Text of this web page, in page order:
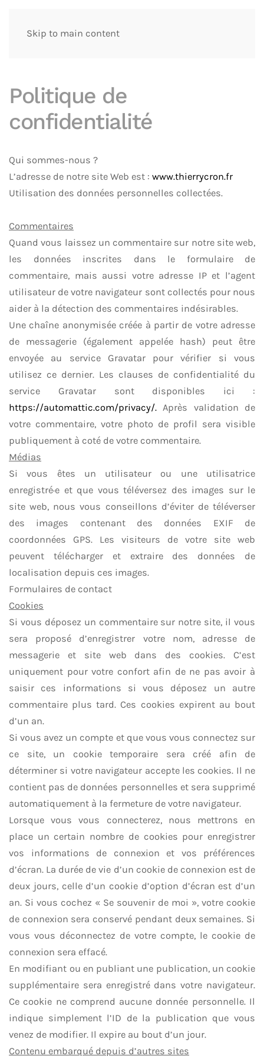
Skip to main content
Politique de
confidentialité
Qui sommes-nous ?
L’adresse de notre site Web est : www.thierrycron.fr
Utilisation des données personnelles collectées.
Commentaires
Quand vous laissez un commentaire sur notre site web,
les données inscrites dans le formulaire de
commentaire, mais aussi votre adresse IP et l’agent
utilisateur de votre navigateur sont collectés pour nous
aider à la détection des commentaires indésirables.
Une chaîne anonymisée créée à partir de votre adresse
de messagerie (également appelée hash) peut être
envoyée au service Gravatar pour vérifier si vous
utilisez ce dernier. Les clauses de confidentialité du
service Gravatar sont disponibles ici :
https://automattic.com/privacy/. Après validation de
votre commentaire, votre photo de profil sera visible
publiquement à coté de votre commentaire.
Médias
Si vous êtes un utilisateur ou une utilisatrice
enregistré·e et que vous téléversez des images sur le
site web, nous vous conseillons d’éviter de téléverser
des images contenant des données EXIF de
coordonnées GPS. Les visiteurs de votre site web
peuvent télécharger et extraire des données de
localisation depuis ces images.
Formulaires de contact
Cookies
Si vous déposez un commentaire sur notre site, il vous
sera proposé d’enregistrer votre nom, adresse de
messagerie et site web dans des cookies. C’est
uniquement pour votre confort afin de ne pas avoir à
saisir ces informations si vous déposez un autre
commentaire plus tard. Ces cookies expirent au bout
d’un an.
Si vous avez un compte et que vous vous connectez sur
ce site, un cookie temporaire sera créé afin de
déterminer si votre navigateur accepte les cookies. Il ne
contient pas de données personnelles et sera supprimé
automatiquement à la fermeture de votre navigateur.
Lorsque vous vous connecterez, nous mettrons en
place un certain nombre de cookies pour enregistrer
vos informations de connexion et vos préférences
d’écran. La durée de vie d’un cookie de connexion est de
deux jours, celle d’un cookie d’option d’écran est d’un
an. Si vous cochez « Se souvenir de moi », votre cookie
de connexion sera conservé pendant deux semaines. Si
vous vous déconnectez de votre compte, le cookie de
connexion sera effacé.
En modifiant ou en publiant une publication, un cookie
supplémentaire sera enregistré dans votre navigateur.
Ce cookie ne comprend aucune donnée personnelle. Il
indique simplement l’ID de la publication que vous
venez de modifier. Il expire au bout d’un jour.
Contenu embarqué depuis d’autres sites